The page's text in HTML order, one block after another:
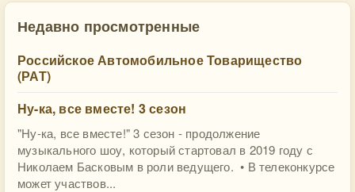
Недавно просмотренные
Российское Автомобильное Товарищество
(РАТ)
Ну-ка, все вместе! 3 сезон
"Ну-ка, все вместе!" 3 сезон - продолжение
музыкального шоу, который стартовал в 2019 году с
Николаем Басковым в роли ведущего. • В телеконкурсе
может участвов...